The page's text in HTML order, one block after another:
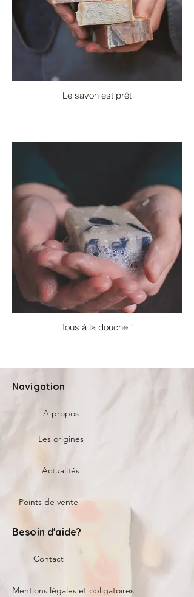
Le savon est prêt
Tous à la douche !
Navigation
A propos
Les origines
Actualités
Points de vente
Besoin d'aide?
Contact
Mentions légales et obligatoires